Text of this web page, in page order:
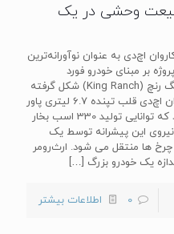
وحشی در یک
کاروان اچ‌دی به عنوان نوآورانه‌ترین
بر مبنای خودرو فورد
اف-750 چهار چرخ محرک در تریم کینگ رنچ (King Ranch) شکل گرفته
است. زیر درپوش پیشرانه خودرو کاروان اچ‌دی قلب تپنده 6.7 لیتری پاور
استروک هشت سیلندر دیزلی قرار دارد که توانایی تولید 330 اسب بخار
دارد. نیروی این پیشرانه توسط یک
ها منتقل می شود. ارث‌رومر
یک خودرو بزرگ […]
0 اطلاعات بیشتر